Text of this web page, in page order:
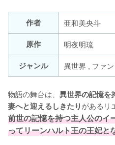
作者
亜和美央斗
原作
明夜明琉
ジャンル
異世界 , ファ
物語の舞台は、 異世界の記憶を
妻へと迎えるしきたりがあるリ
前世の記憶を持つ主人公のイ
ってリーンハルト王の王妃と